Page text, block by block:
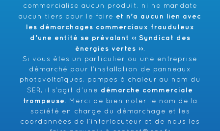
commercialise aucun produit, ni ne mandate
aucun tiers pour le faire et n’a aucun lien avec
les démarchages commerciaux frauduleux
d’une entité se prévalant ‹‹ Syndicat des
énergies vertes ››.
Si vous êtes un particulier ou une entreprise
démarché pour l’installation de panneaux
photovoltaïques, pompes à chaleur au nom du
SER, il s’agit d’une démarche commerciale
trompeuse . Merci de bien noter le nom de la
société en charge du démarchage et les
coordonnées de l’interlocuteur et de nous les